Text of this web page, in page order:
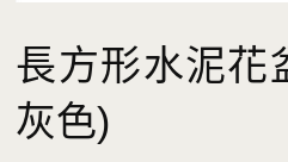
長方形水泥花
灰色)